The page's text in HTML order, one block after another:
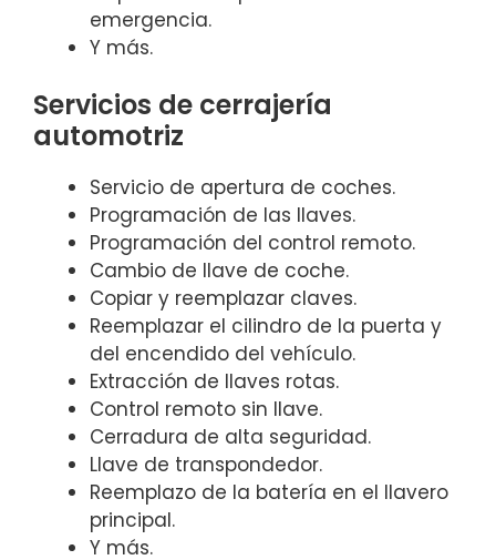
emergencia.
Y más.
Servicios de cerrajería
automotriz
Servicio de apertura de coches.
Programación de las llaves.
Programación del control remoto.
Cambio de llave de coche.
Copiar y reemplazar claves.
Reemplazar el cilindro de la puerta y
del encendido del vehículo.
Extracción de llaves rotas.
Control remoto sin llave.
Cerradura de alta seguridad.
Llave de transpondedor.
Reemplazo de la batería en el llavero
principal.
Y más.